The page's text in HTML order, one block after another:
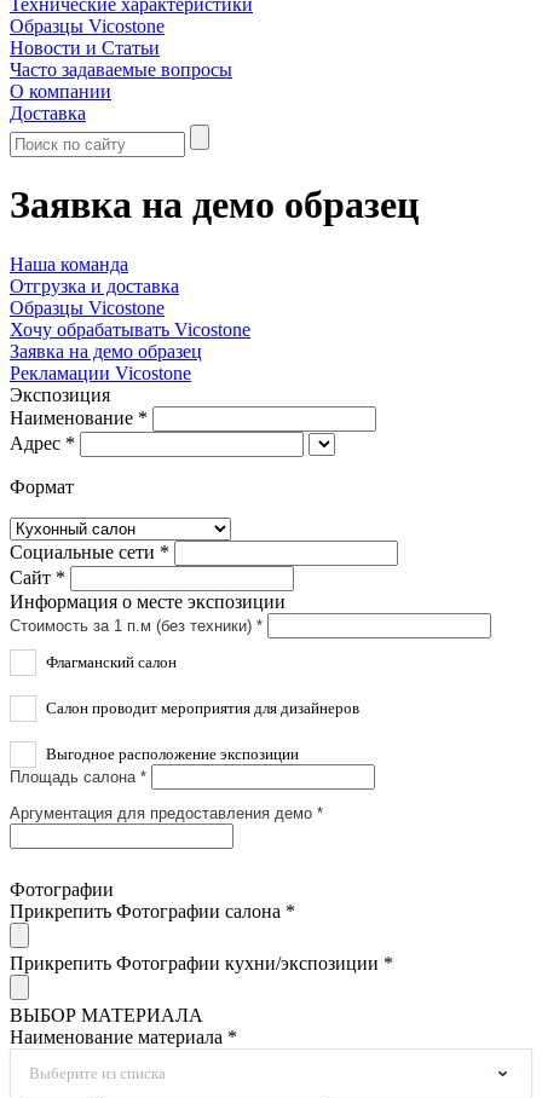
Технические характеристики
Образцы Vicostone
Новости и Статьи
Часто задаваемые вопросы
О компании
Доставка
Заявка на демо образец
Наша команда
Отгрузка и доставка
Образцы Vicostone
Хочу обрабатывать Vicostone
Заявка на демо образец
Рекламации Vicostone
Экспозиция
Наименование *
Адрес *
Формат
Социальные сети *
Сайт *
Информация о месте экспозиции
Стоимость за 1 п.м (без техники) *
Флагманский салон
Салон проводит мероприятия для дизайнеров
Выгодное расположение экспозиции
Площадь салона *
Аргументация для предоставления демо *
Фотографии
Прикрепить Фотографии салона *
Прикрепить Фотографии кухни/экспозиции *
ВЫБОР МАТЕРИАЛА
Наименование материала *
Выберите из списка